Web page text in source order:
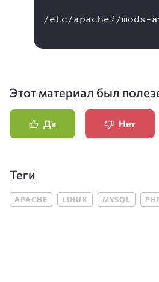
/etc/apache2/mods-
Этот материал был
Да Нет
Теги
APACHE LINUX MYSQL